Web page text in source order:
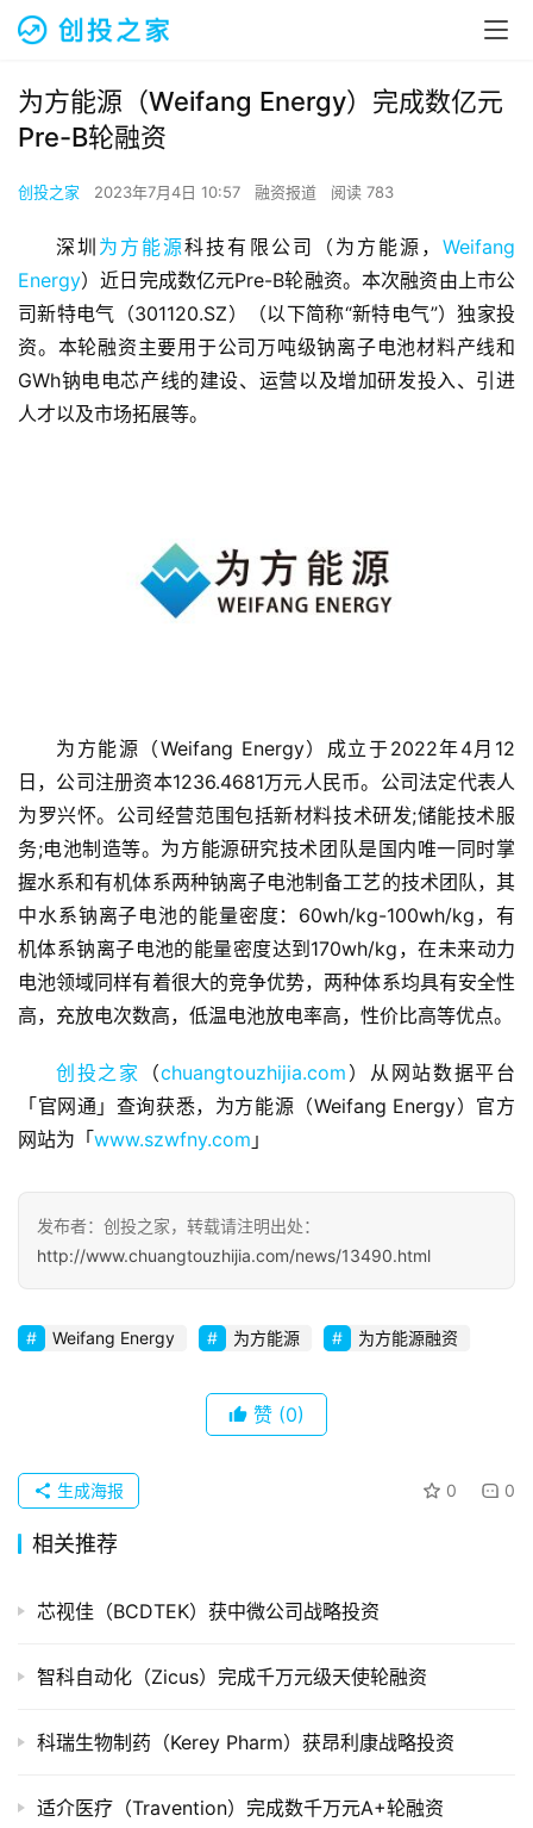
首
页
融
资
报
道
商
察
企
业
品
牌
并
购
重
上
投
投稿
为方能源（Weifang Energy）完成数亿元
Pre-B轮融资
创投之家 2023年7月4日 10:57 融资报道 阅读 783
深圳 为方能源科技有限公司（为方能源，Weifang
Energy）近日完成数亿元Pre-B轮融资。本次融资由上市公
司新特电气（301120.SZ）（以下简称“新特电气”）独家投
资。本轮融资主要用于公司万吨级钠离子电池材料产线和
GWh钠电电芯产线的建设、运营以及增加研发投入、引进
人才以及市场拓展等。
为方能源（Weifang Energy）成立于2022年4月12
日，公司注册资本1236.4681万元人民币。公司法定代表人
为罗兴怀。公司经营范围包括新材料技术研发;储能技术服
务;电池制造等。为方能源研究技术团队是国内唯一同时掌
握水系和有机体系两种钠离子电池制备工艺的技术团队，其
中水系钠离子电池的能量密度：60wh/kg-100wh/kg，有
机体系钠离子电池的能量密度达到170wh/kg，在未来动力
电池领域同样有着很大的竞争优势，两种体系均具有安全性
高，充放电次数高，低温电池放电率高，性价比高等优点。
创投之家 （chuangtouzhijia.com ）从网站数据平台
「官网通」查询获悉，为方能源（Weifang Energy）官方
网站为「www.szwfny.com 」
发布者：创投之家，转载请注明出处：
http://www.chuangtouzhijia.com/news/13490.html
Weifang Energy 为方能源 为方能源融资
赞 (0)
0 0
生成海报
相关推荐
芯视佳（BCDTEK）获中微公司战略投资
智科自动化（Zicus）完成千万元级天使轮融资
科瑞生物制药（Kerey Pharm）获昂利康战略投资
适介医疗（Travention）完成数千万元A+轮融资